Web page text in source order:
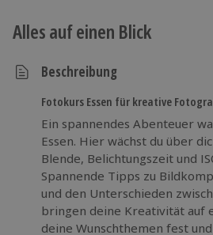
Alles auf einen Blick
Beschreibung
Fotokurs Essen für kreative
Ein spannendes Abenteuer
Essen. Hier wächst du über
Blende, Belichtungszeit und
Spannende Tipps zu
und den Unterschieden
bringen deine Kreativität auf
deine Wunschthemen fest